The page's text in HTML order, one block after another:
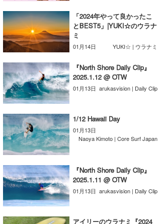
「2024年やって良かったこ
とBEST5」|YUKI☆のウラナ
ミ
01月14日 YUKI☆ | ウラナミ
『North Shore Daily Clip』
2025.1.12 @ OTW
01月13日 arukasvision | Daily Clip
1/12 Hawaii Day
01月13日
Naoya Kimoto | Core Surf Japan
『North Shore Daily Clip』
2025.1.11 @ OTW
01月13日 arukasvision | Daily Clip
アイリーのウラナミ『2024
たっちー
ハンマー
まっきー
三輪予報士
小川予報士
上田純子
上條将美
唐澤予報士
SancheZ
ゴン
米山予報士